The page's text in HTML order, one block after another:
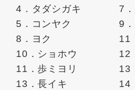
4．タダシガキ
5．コンヤク
8．ヨク
10．ショホウ
11．歩ミヨリ
13．長イキ
7
9
11
12
13
14